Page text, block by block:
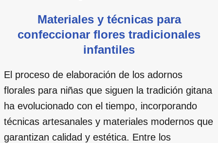
Materiales y técnicas para
confeccionar flores tradicionales
infantiles
El proceso de elaboración de los adornos
florales para niñas que siguen la tradición gitana
ha evolucionado con el tiempo, incorporando
técnicas artesanales y materiales modernos que
garantizan calidad y estética. Entre los